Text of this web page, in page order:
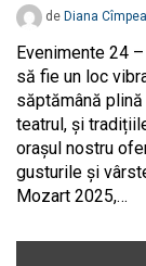
de Diana
Evenimente 24
să fie un loc
săptămână
teatrul, și
orașul nostru
gusturile și
Mozart 2025,…